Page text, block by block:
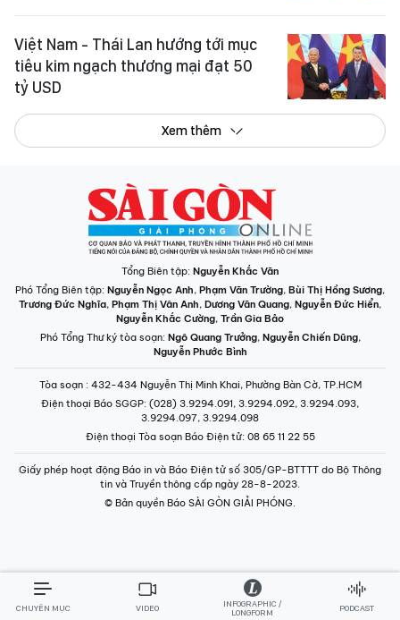
Việt Nam - Thái Lan hướng tới mục
tiêu kim ngạch thương mại đạt 50
tỷ USD
Xem thêm
Tổng Biên tập: Nguyễn Khắc Văn
Phó Tổng Biên tập: Nguyễn Ngọc Anh, Phạm Văn Trường, Bùi Thị Hồng Sương,
Trương Đức Nghĩa, Phạm Thị Vân Anh, Dương Văn Quang, Nguyễn Đức Hiển,
Nguyễn Khắc Cường, Trần Gia Bảo
Phó Tổng Thư ký tòa soạn: Ngô Quang Trưởng, Nguyễn Chiến Dũng,
Nguyễn Phước Bình
Tòa soạn : 432-434 Nguyễn Thị Minh Khai, Phường Bàn Cờ, TP.HCM
Điện thoại Báo SGGP: (028) 3.9294.091, 3.9294.092, 3.9294.093,
3.9294.097, 3.9294.098
Điện thoại Tòa soạn Báo Điện tử: 08 65 11 22 55
Giấy phép hoạt động Báo in và Báo Điện tử số 305/GP-BTTTT do Bộ Thông
tin và Truyền thông cấp ngày 28-8-2023.
© Bản quyền Báo SÀI GÒN GIẢI PHÓNG.
CHUYÊN MỤC VIDEO
INFOGRAPHIC /
LONGFORM
PODCAST